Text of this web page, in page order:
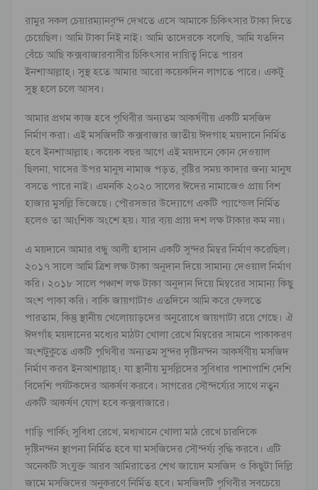
রামুর সকল চেয়ারম্যানবৃন্দ দেখতে এসে আমাকে চিকিৎসার টাকা দিতে
চেয়েছিল। আমি টাকা নিই নাই। আমি তাদেরকে বলেছি, আমি যতদিন
বেঁচে আছি কক্সবাজারবাসীর চিকিৎসার দায়িত্ব নিতে পারব
ইনশাআল্লাহ্। সুস্থ হতে আমার আরো কয়েকদিন লাগতে পারে। একটু
সুস্থ হলে চলে আসব।
আমার প্রথম কাজ হবে পৃথিবীর অন্যতম আকর্ষণীয় একটি মসজিদ
নির্মাণ করা। এই মসজিদটি কক্সবাজার জাতীয় ঈদগাহ ময়দানে নির্মিত
হবে ইনশাআল্লাহ। কয়েক বছর আগে এই ময়দানে কোন দেওয়াল
ছিলনা, ঘাসের উপর মানুষ নামাজ পড়ত, বৃষ্টির সময় কাদার জন্য মানুষ
বসতে পারে নাই। এমনকি ২০২০ সালের ঈদের নামাজেও প্রায় বিশ
হাজার মুসল্লি ভিজেছে। পৌরসভার উদ্যোগে একটি প্যান্ডেল নির্মিত
হলেও তা আংশিক অংশে হয়। যার ব্যয় প্রায় দশ লক্ষ টাকার কম নয়।
এ ময়দানে আমার বন্ধু আলী হাসান একটি সুন্দর মিম্বর নির্মাণ করেছিল।
২০১৭ সালে আমি ত্রিশ লক্ষ টাকা অনুদান দিয়ে সামান্য দেওয়াল নির্মাণ
করি। ২০১৮ সালে পঞ্চাশ লক্ষ টাকা অনুদান দিয়ে মিম্বরের সামান্য কিছু
অংশ পাকা করি। বাকি জায়গাটাও এতদিনে আমি করে ফেলতে
পারতাম, কিন্তু স্থানীয় খেলোয়াড়দের অনুরোধে জায়গাটা রয়ে গেছে। ঐ
ঈদগাঁহ ময়দানের মধ্যের মাঠটা খোলা রেখে মিম্বরের সামনে পাকাকরণ
অংশটুকুতে একটি পৃথিবীর অন্যতম সুন্দর দৃষ্টিনন্দন আকর্ষণীয় মসজিদ
নির্মাণ করব ইনআশাল্লাহ্। যা স্থানীয় মুসল্লিদের সুবিধার পাশাপাশি দেশি
বিদেশি পর্যটকদের আকর্ষণ করবে। সাগরের সৌন্দর্য্যের সাথে নতুন
একটি আকর্ষণ যোগ হবে কক্সবাজারে।
গাড়ি পার্কিং সুবিধা রেখে, মধ্যখানে খোলা মাঠ রেখে চারদিকে
দৃষ্টিনন্দন স্থাপনা নির্মিত হবে যা মসজিদের সৌন্দর্য্য বৃদ্ধি করবে। এটি
অনেকটি সংযুক্ত আরব আমিরাতের শেখ জায়েদ মসজিদ ও কিছুটা দিল্লি
জামে মসজিদের অনুকরণে নির্মিত হবে। মসজিদটি পৃথিবীর সবচেয়ে